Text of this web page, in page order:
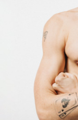
Pressefotos